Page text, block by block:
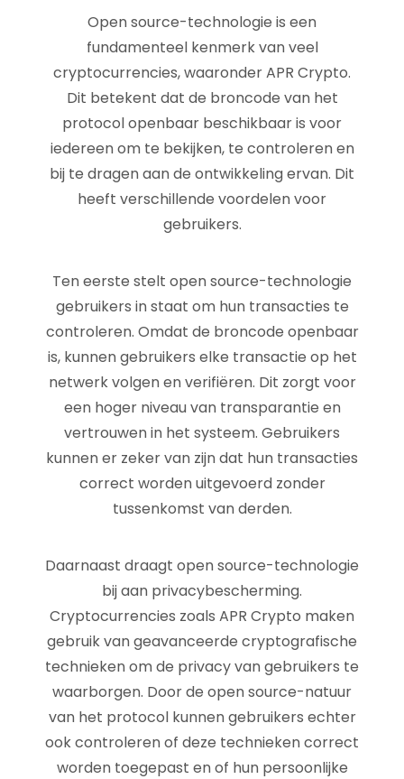
Open source-technologie is een
fundamenteel kenmerk van veel
cryptocurrencies, waaronder APR Crypto.
Dit betekent dat de broncode van het
protocol openbaar beschikbaar is voor
iedereen om te bekijken, te controleren en
bij te dragen aan de ontwikkeling ervan. Dit
heeft verschillende voordelen voor
gebruikers.
Ten eerste stelt open source-technologie
gebruikers in staat om hun transacties te
controleren. Omdat de broncode openbaar
is, kunnen gebruikers elke transactie op het
netwerk volgen en verifiëren. Dit zorgt voor
een hoger niveau van transparantie en
vertrouwen in het systeem. Gebruikers
kunnen er zeker van zijn dat hun transacties
correct worden uitgevoerd zonder
tussenkomst van derden.
Daarnaast draagt open source-technologie
bij aan privacybescherming.
Cryptocurrencies zoals APR Crypto maken
gebruik van geavanceerde cryptografische
technieken om de privacy van gebruikers te
waarborgen. Door de open source-natuur
van het protocol kunnen gebruikers echter
ook controleren of deze technieken correct
worden toegepast en of hun persoonlijke